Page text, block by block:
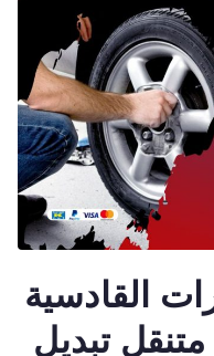
القادسية
كراج متنقل تبديل